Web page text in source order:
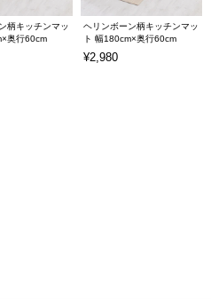
柄キッチンマッ
奥行60cm
ヘリンボーン柄キッチンマッ
ト 幅180cm×奥行60cm
¥2,980